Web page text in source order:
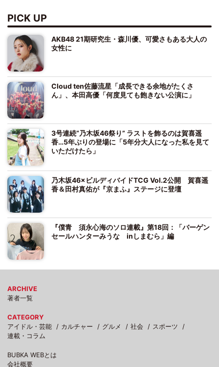
PICK UP
AKB48 21期研究生・森川優、可愛さもある大人の
女性に
Cloud ten佐藤流星「成長できる余地がたくさ
ん」、本田高優「何度見ても飽きない公演に」
3号連続“乃木坂46祭り” ラストを飾るのは賀喜遥
香…5年ぶりの登場に「5年分大人になった私を見て
いただけたら」
乃木坂46×ビルディバイドTCG Vol.2公開 賀喜遥
香＆田村真佑が『京まふ』ステージに登壇
『僕青 須永心海のソロ連載』第18回：「バーゲン
セールハンターみうな inしまむら」編
ARCHIVE
著者一覧
CATEGORY
アイドル・芸能
カルチャー グルメ 社会
スポーツ
連載・コラム
BUBKA WEBとは
会社概要